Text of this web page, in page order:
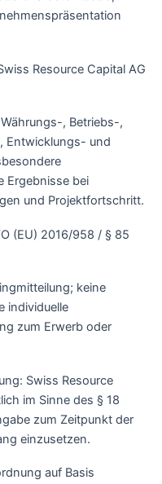
Resource Capital AG
, Betriebs-,
Entwicklungs- und
Ergebnisse bei
und Projektfortschritt.
(EU) 2016/958 / § 85
keine
individuelle
zum Erwerb oder
Swiss Resource
im Sinne des § 18
zum Zeitpunkt der
einzusetzen.
auf Basis